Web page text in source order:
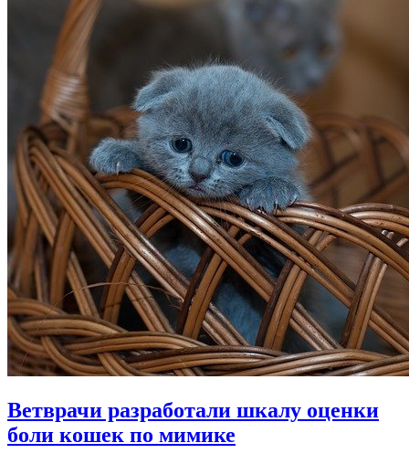
Ветврачи разработали шкалу оценки
боли кошек по мимике